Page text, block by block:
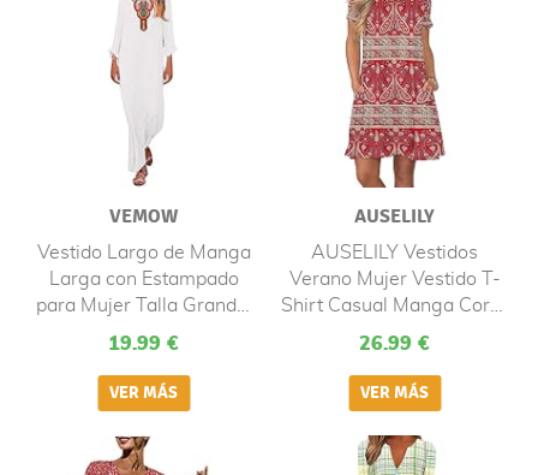
VEMOW
Vestido Largo de Manga
Larga con Estampado
para Mujer Talla Grande,
Bohemio Vestido de
Largos Verano Boho
Falda Larga Maxi
Playeros Noche
Vacaciones
19.99 €
AUSELILY
AUSELILY Vestidos
Verano Mujer Vestido T-
Shirt Casual Manga Corta
con Bolsillos Flor Boho
26.99 €